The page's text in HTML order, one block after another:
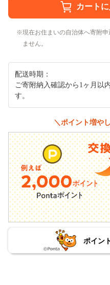
現在お住まいの自治体へ寄附
ません。
配送時期：
ご寄附納入確認から1ヶ月以
す。
＼ポイント増や
ポイン